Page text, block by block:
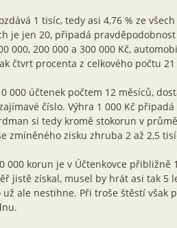
1 tisíc, tedy asi 4,76 % ze
je jen 20, připadá
000, 200 000 a 300 000 Kč,
čtvrt procenta z celkového počtu 21
000 účtenek počtem 12 měsíců,
číslo. Výhra 1 000 Kč
si tedy kromě stokorun v
zmíněného zisku zhruba 2 až 2,5
000 korun je v Účtenkovce přibližně
jistě získal, musel by hrát asi tak 5
už ale nestihne. Při troše štěstí však